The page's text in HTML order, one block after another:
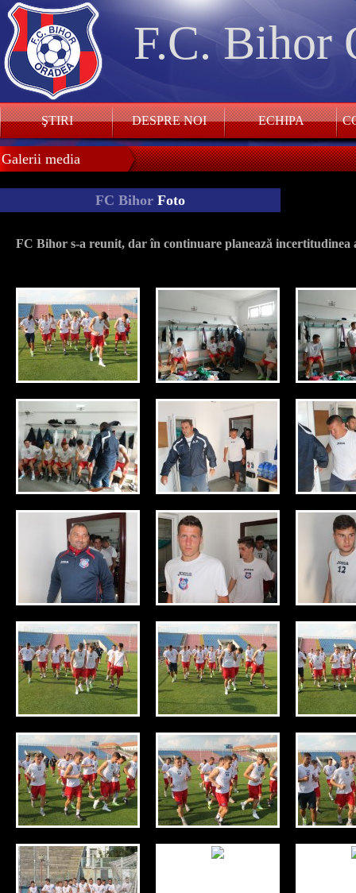
F.C. Bihor
ŞTIRI DESPRE NOI ECHIPA
Galerii media
FC Bihor Foto
FC Bihor s-a reunit, dar în continuare planează